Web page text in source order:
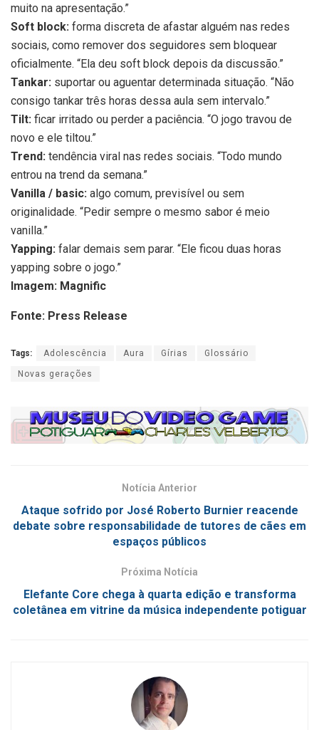
muito na apresentação.”
Soft block: forma discreta de afastar alguém nas redes
sociais, como remover dos seguidores sem bloquear
oficialmente. “Ela deu soft block depois da discussão.”
Tankar: suportar ou aguentar determinada situação. “Não
consigo tankar três horas dessa aula sem intervalo.”
Tilt: ficar irritado ou perder a paciência. “O jogo travou de
novo e ele tiltou.”
Trend: tendência viral nas redes sociais. “Todo mundo
entrou na trend da semana.”
Vanilla / basic: algo comum, previsível ou sem
originalidade. “Pedir sempre o mesmo sabor é meio
vanilla.”
Yapping: falar demais sem parar. “Ele ficou duas horas
yapping sobre o jogo.”
Imagem: Magnific
Fonte: Press Release
Tags: Adolescência Aura Gírias Glossário
Novas gerações
Notícia Anterior
Ataque sofrido por José Roberto Burnier reacende
debate sobre responsabilidade de tutores de cães em
espaços públicos
Próxima Notícia
Elefante Core chega à quarta edição e transforma
coletânea em vitrine da música independente potiguar